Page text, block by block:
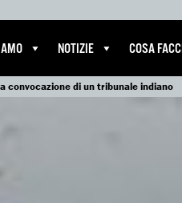
NOTIZIE COSA
convocazione di un tribunale indiano